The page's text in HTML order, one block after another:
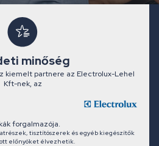
minőség
kiemelt partnere az Electrolux-Lehel
Kft-nek, az
forgalmazója.
tisztítószerek és egyéb kiegészítők
előnyöket élvezhetik.